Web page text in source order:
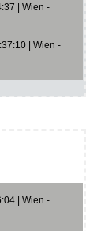
| Wien -
| Wien -
| Wien -